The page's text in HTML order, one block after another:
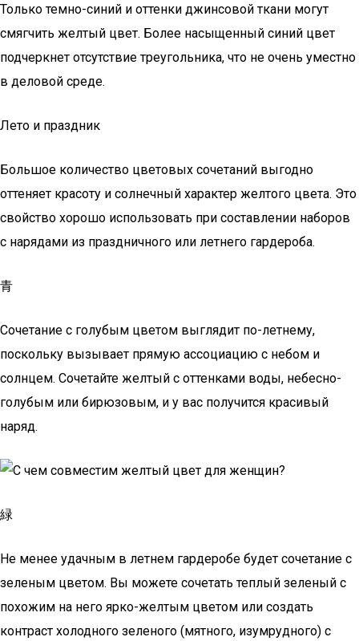
Только темно-синий и оттенки джинсовой ткани могут
смягчить желтый цвет. Более насыщенный синий цвет
подчеркнет отсутствие треугольника, что не очень уместно
в деловой среде.
Лето и праздник
Большое количество цветовых сочетаний выгодно
оттеняет красоту и солнечный характер желтого цвета. Это
свойство хорошо использовать при составлении наборов
с нарядами из праздничного или летнего гардероба.
青
Сочетание с голубым цветом выглядит по-летнему,
поскольку вызывает прямую ассоциацию с небом и
солнцем. Сочетайте желтый с оттенками воды, небесно-
голубым или бирюзовым, и у вас получится красивый
наряд.
緑
Не менее удачным в летнем гардеробе будет сочетание с
зеленым цветом. Вы можете сочетать теплый зеленый с
похожим на него ярко-желтым цветом или создать
контраст холодного зеленого (мятного, изумрудного) с